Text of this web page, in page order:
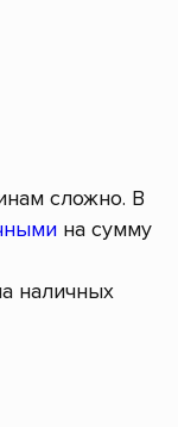
сложно. В
на сумму
наличных